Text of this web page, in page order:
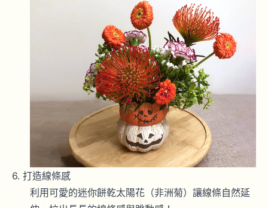
打造線條感
利用可愛的迷你餅乾太陽花（非洲菊）讓線條自然延